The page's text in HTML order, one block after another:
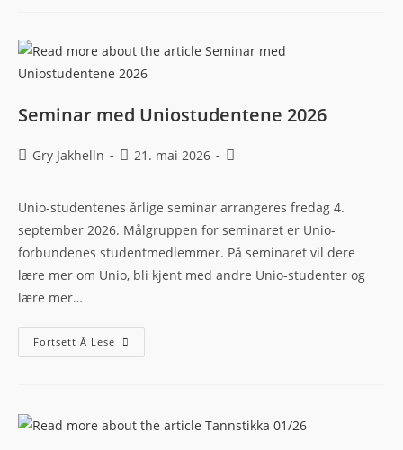
Seminar med Uniostudentene 2026
Gry Jakhelln 21. mai 2026
Unio-studentenes årlige seminar arrangeres fredag 4.
september 2026. Målgruppen for seminaret er Unio-
forbundenes studentmedlemmer. På seminaret vil dere
lære mer om Unio, bli kjent med andre Unio-studenter og
lære mer…
Fortsett Å Lese